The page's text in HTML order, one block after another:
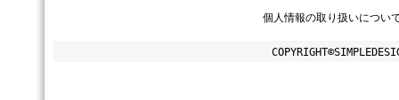
個人情報の取り扱いについ